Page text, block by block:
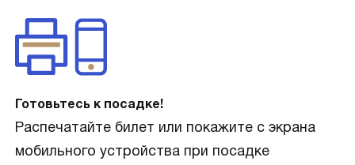
Готовьтесь к посадке!
Распечатайте билет или покажите с экрана
мобильного устройства при посадке